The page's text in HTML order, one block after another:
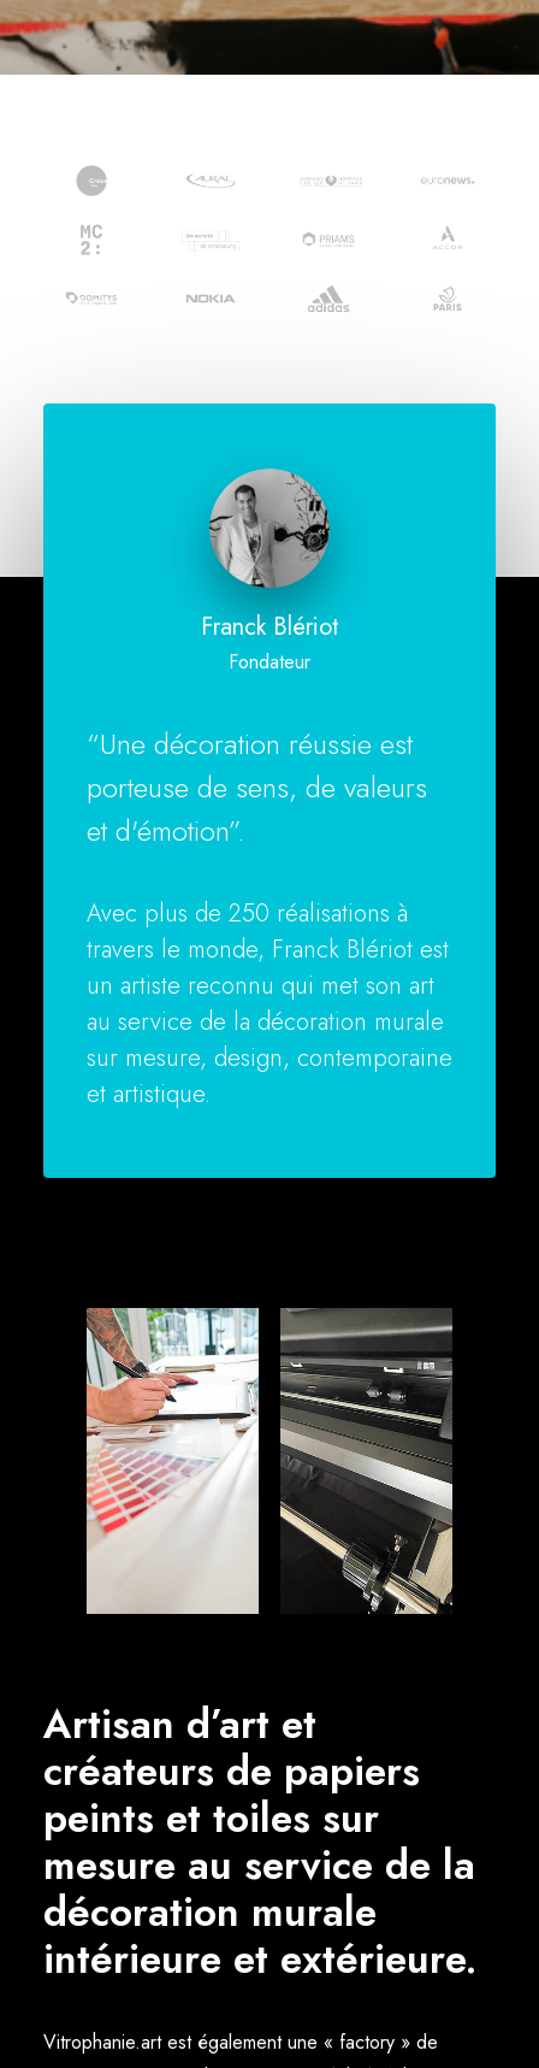
Franck Blériot
Fondateur
“Une décoration réussie est
porteuse de sens, de valeurs
et d'émotion”.
Avec plus de 250 réalisations à
travers le monde, Franck Blériot est
un artiste reconnu qui met son art
au service de la décoration murale
sur mesure, design, contemporaine
et artistique.
Artisan d’art et
créateurs de papiers
peints et toiles sur
mesure au service de la
décoration murale
intérieure et extérieure.
Vitrophanie.art est également une « factory » de